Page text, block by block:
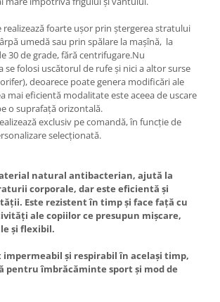
realizează foarte ușor prin ștergereastratului
umedăsau prin spălare la mașînă, la
30 de grade,fărăcentrifugare.Nu
se folosi uscătorul de rufe și nici a altor surse
deoarece poategenera modificări ale
maieficientă modalitate este aceea de uscare
o suprafață orizontală.
exclusiv pe comandă, în funcție de
selecționată.
natural antibacterian, ajută la
corporale, dar este eficientă și
Este rezistent în timpși face față cu
ale copiilor ce presupun mișcare,
și flexibil.
și respirabil în același timp,
pentru îmbrăcăminte sport și mod de